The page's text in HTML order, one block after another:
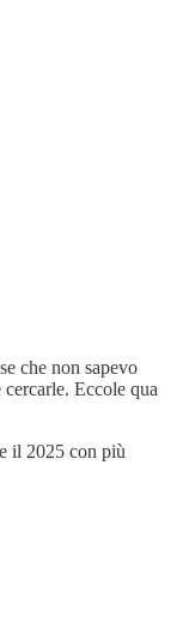
che non sapevo
Eccole qua
il 2025 con più